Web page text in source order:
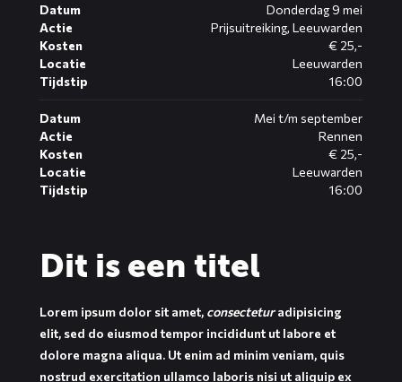
Datum
Donderdag 9 mei
Actie
Prijsuitreiking, Leeuwarden
Kosten
€ 25,-
Locatie
Leeuwarden
Tijdstip
16:00
Datum
Mei t/m september
Actie
Rennen
Kosten
€ 25,-
Locatie
Leeuwarden
Tijdstip
16:00
Dit is een titel
Lorem ipsum dolor sit amet, consecteturadipisicing
elit, sed do eiusmod tempor incididunt ut labore et
dolore magna aliqua. Ut enim ad minim veniam, quis
nostrud exercitation ullamco laboris nisi ut aliquip ex